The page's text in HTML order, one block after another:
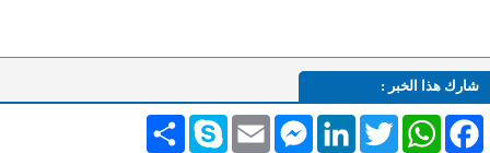
شارك هذا الخبر :
انشر Skype Email
MessengerLinkedInTwitterWhatsAppFacebook